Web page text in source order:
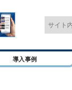
導入事例